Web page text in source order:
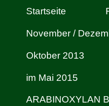
Startseite
November /
Oktober 2013
im Mai 2015
ARABINOXYLAN